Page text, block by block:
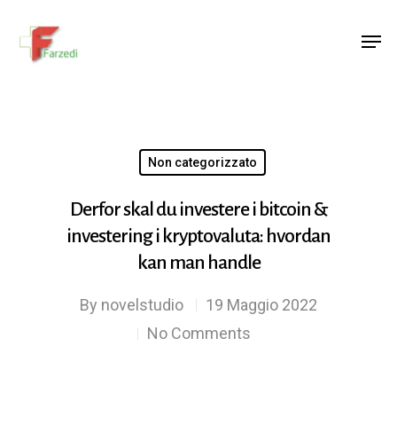
Non categorizzato
Derfor skal du investere i bitcoin &
investering i kryptovaluta: hvordan
kan man handle
By novelstudio
19 Maggio 2022
No Comments